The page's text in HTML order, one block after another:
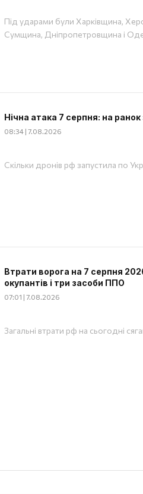
Під ударами були Харківщина,
Сумщина, Дніпропетровщина і
Нічна атака 7 серпня: на
08:34 | 7.08.2026
Скільки дронів рф запустила по
Втрати ворога на 7 серпня
окупантів і три засоби ППО
07:01 | 7.08.2026
Загальні втрати рф на сьогодні